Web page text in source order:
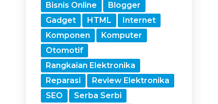
Bisnis Online
Blogger
Gadget
HTML
Internet
Komponen
Komputer
Otomotif
Rangkaian Elektronika
Reparasi
Review Elektronika
SEO
Serba Serbi